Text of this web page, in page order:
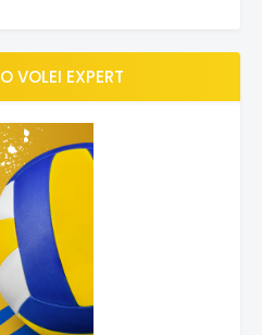
VOLEI EXPERT